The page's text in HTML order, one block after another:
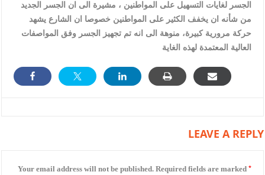
الجسر لغايات التسهيل على المواطنين ، مشيرة الى ان الجسر الجديد
من شأنه ان يخفف الكثير على المواطنين خصوصا ان الشارع يشهد
حركة مرورية كبيرة، منوهة الى انه تم تجهيز الجسر وفق المواصفات
العالية المعتمدة لهذه الغاية
LEAVE A REPLY
Your email address will not be published. Required fields are marked *